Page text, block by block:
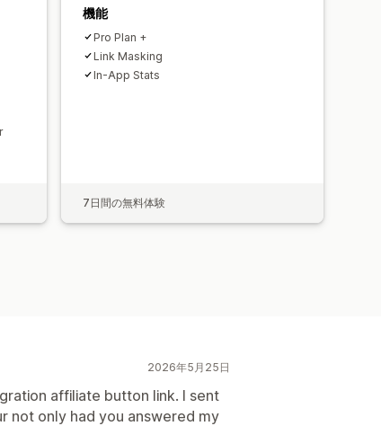
機能
Pro Plan +
Link Masking
In-App Stats
7日間の無料体験
2026年5月25日
affiliate button link. I sent
not only had you answered my